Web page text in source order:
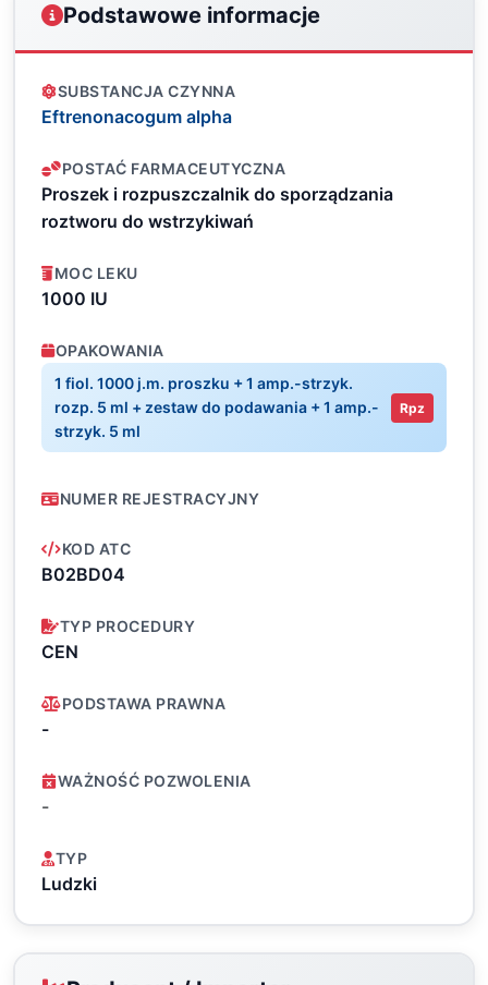
Podstawowe informacje
SUBSTANCJA CZYNNA
Eftrenonacogum alpha
POSTAĆ FARMACEUTYCZNA
Proszek i rozpuszczalnik do sporządzania
roztworu do wstrzykiwań
MOC LEKU
1000 IU
OPAKOWANIA
1 fiol. 1000 j.m. proszku + 1 amp.-strzyk.
rozp. 5 ml + zestaw do podawania + 1 amp.-
strzyk. 5 ml
Rpz
NUMER REJESTRACYJNY
KOD ATC
B02BD04
TYP PROCEDURY
CEN
PODSTAWA PRAWNA
-
WAŻNOŚĆ POZWOLENIA
-
TYP
Ludzki